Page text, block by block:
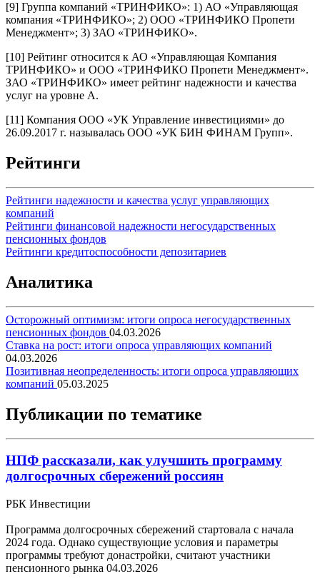
[9] Группа компаний «ТРИНФИКО»: 1) АО «Управляющая
компания «ТРИНФИКО»; 2) ООО «ТРИНФИКО Пропети
Менеджмент»; 3) ЗАО «ТРИНФИКО».
[10] Рейтинг относится к АО «Управляющая Компания
ТРИНФИКО» и ООО «ТРИНФИКО Пропети Менеджмент».
ЗАО «ТРИНФИКО» имеет рейтинг надежности и качества
услуг на уровне А.
[11] Компания ООО «УК Управление инвестициями» до
26.09.2017 г. называлась ООО «УК БИН ФИНАМ Групп».
Рейтинги
Рейтинги надежности и качества услуг управляющих
компаний
Рейтинги финансовой надежности негосударственных
пенсионных фондов
Рейтинги кредитоспособности депозитариев
Аналитика
Осторожный оптимизм: итоги опроса негосударственных
пенсионных фондов 04.03.2026
Ставка на рост: итоги опроса управляющих компаний
04.03.2026
Позитивная неопределенность: итоги опроса управляющих
компаний 05.03.2025
Публикации по тематике
НПФ рассказали, как улучшить программу
долгосрочных сбережений россиян
РБК Инвестиции
Программа долгосрочных сбережений стартовала с начала
2024 года. Однако существующие условия и параметры
программы требуют донастройки, считают участники
пенсионного рынка 04.03.2026